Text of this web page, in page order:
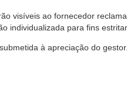
visíveis ao fornecedor
individualizada para fins
à apreciação do gestor.